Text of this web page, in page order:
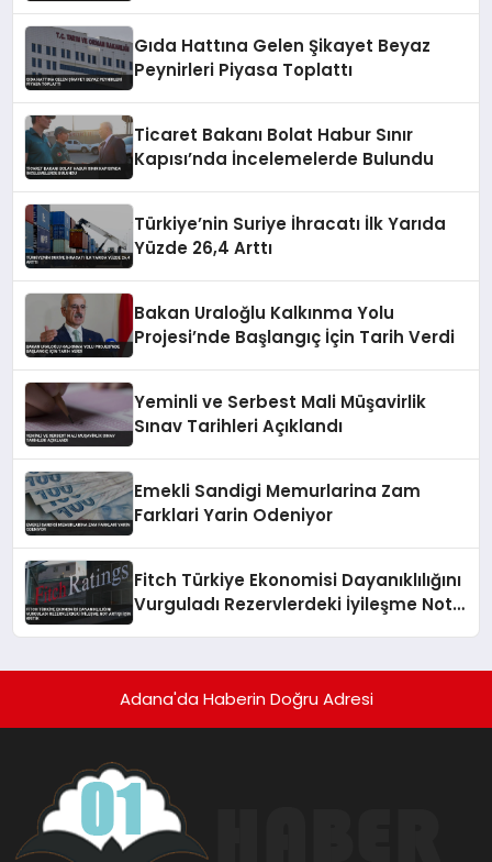
Gıda Hattına Gelen Şikayet Beyaz
Peynirleri Piyasa Toplattı
Ticaret Bakanı Bolat Habur Sınır
Kapısı’nda İncelemelerde Bulundu
Türkiye’nin Suriye İhracatı İlk Yarıda
Yüzde 26,4 Arttı
Bakan Uraloğlu Kalkınma Yolu
Projesi’nde Başlangıç İçin Tarih Verdi
Yeminli ve Serbest Mali Müşavirlik
Sınav Tarihleri Açıklandı
Emekli Sandigi Memurlarina Zam
Farklari Yarin Odeniyor
Fitch Türkiye Ekonomisi Dayanıklılığını
Vurguladı Rezervlerdeki İyileşme Not
Adana'da Haberin Doğru Adresi